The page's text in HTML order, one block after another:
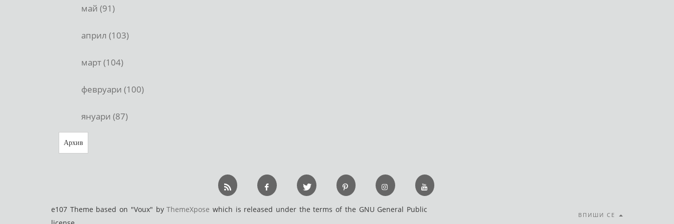
май (91)
април (103)
март (104)
февруари (100)
януари (87)
Архив
e107 Theme based on "Voux" byThemeXpose which is released under the terms of the GNU General Public
ВПИШИ СЕ